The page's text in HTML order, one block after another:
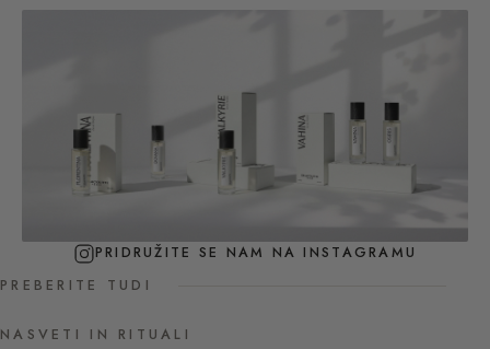
PRIDRUŽITE SE NAM NA INSTAGRAMU
PREBERITE TUDI
NASVETI IN RITUALI